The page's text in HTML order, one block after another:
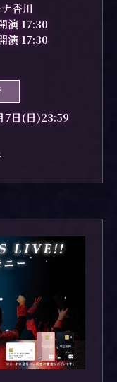
香川
演 17:30
演 17:30
7日(日)23:59